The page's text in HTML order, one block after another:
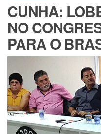
CUNHA:
NO
PARA O